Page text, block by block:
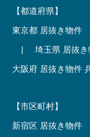
【都道府県】
東京都 居抜き物件
|
埼玉県 居抜き
大阪府 居抜き物件
【市区町村】
新宿区 居抜き物件